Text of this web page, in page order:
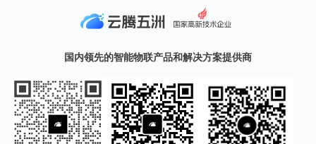
国内领先的智能物联产品和解决方案提供商